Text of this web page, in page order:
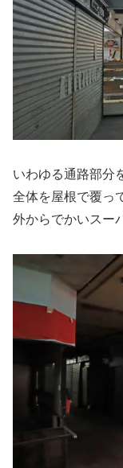
いわゆる通路部分
全体を屋根で覆っ
外からでかいスー